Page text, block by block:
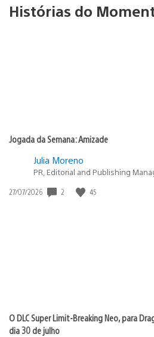
Histórias do
Jogada da Semana: Amizade
Julia Moreno
PR, Editorial and Publishing
Data
27/07/2026 2 45
O DLC Super Limit-Breaking Neo, para
dia 30 de julho